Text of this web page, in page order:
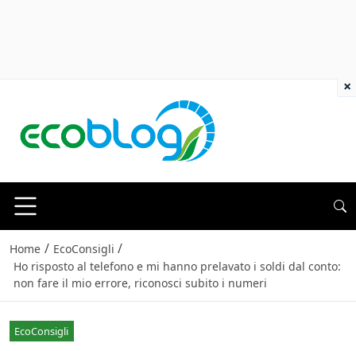
Home / EcoConsigli /
Ho risposto al telefono e mi hanno prelavato i soldi dal conto:
non fare il mio errore, riconosci subito i numeri
EcoConsigli
×